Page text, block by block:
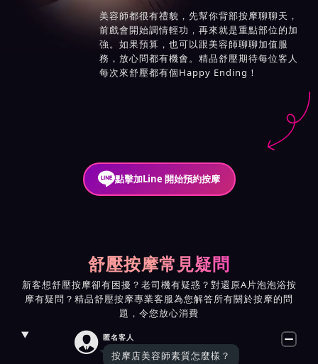
美容師都很有禮貌，先幫你背部按摩聊聊天，
前戲會開始調情輕功，再來就是重點部位的加
強。如果預算，也可以跟美容師聊聊加值服
務，放心問都有機會。精品舒壓期待每位客人
每次來舒壓都有個Happy Ending！
點擊加Line 開始預約按摩
舒壓按摩常見疑問
新客想舒壓按摩卻有困擾？老司機有疑惑？對還原A片泡泡浴按
摩有疑問？精品舒壓按摩專業客服為您解答所有關於按摩的問
題，令您放心消費
 匿名客人
按摩店美容師素質怎麼樣？